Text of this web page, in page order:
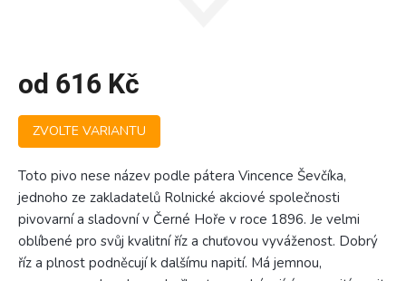
od 616 Kč
Měrná
cena:
ZVOLTE VARIANTU
Toto pivo nese název podle pátera Vincence Ševčíka,
jednoho ze zakladatelů Rolnické akciové společnosti
pivovarní a sladovní v Černé Hoře v roce 1896. Je velmi
oblíbené pro svůj kvalitní říz a chuťovou vyváženost. Dobrý
říz a plnost podněcují k dalšímu napití. Má jemnou,